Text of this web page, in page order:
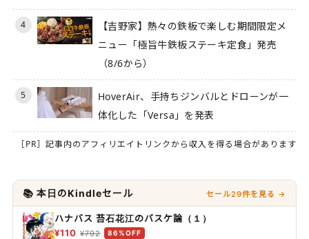
4
【吉野家】熱々の鉄板で楽しむ期間限定メ
ニュー「極旨牛鉄板ステーキ定食」発売
（8/6から）
5
HoverAir、手持ちジンバルとドローンが一
体化した「Versa」を発表
［PR］記事内のアフィリエイトリンクから収入を得る場合があります
📚 本日のKindleセール セール29件を見る →
ハナバス 苔石花江のバスケ論（１）
¥110 ¥792
86%OFF